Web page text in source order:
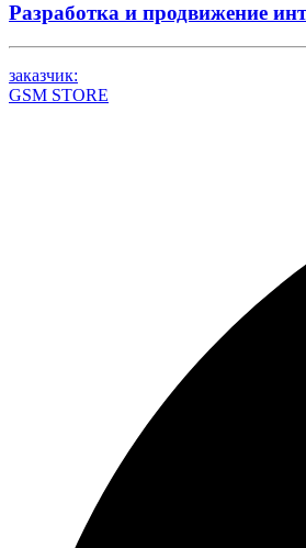
Разработка и продвижение
заказчик:
GSM STORE